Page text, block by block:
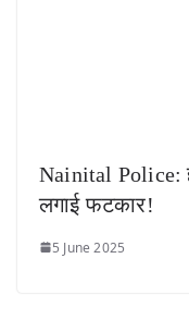
Nainital Police:
लगाई फटकार!
5 June 2025